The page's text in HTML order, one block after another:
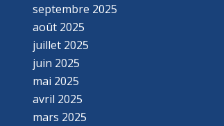
septembre 2025
août 2025
juillet 2025
juin 2025
mai 2025
avril 2025
mars 2025